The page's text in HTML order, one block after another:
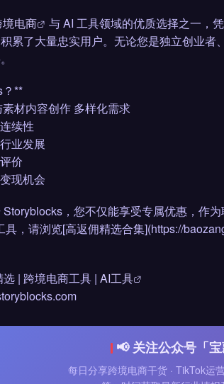
境电商
与 AI 工具领域的优质选择之一，
累了大量忠实用户。无论您是独立创业
**
材内容创作 多样化需求
续性
业发展
价
现机会
，您不仅能享受专属优惠，作
，请浏览[高返佣精选合集](https://
| 跨境电商工具 | AI工具
📢 关注公众号「宝
每日分享跨境电商干货 · TikTok运